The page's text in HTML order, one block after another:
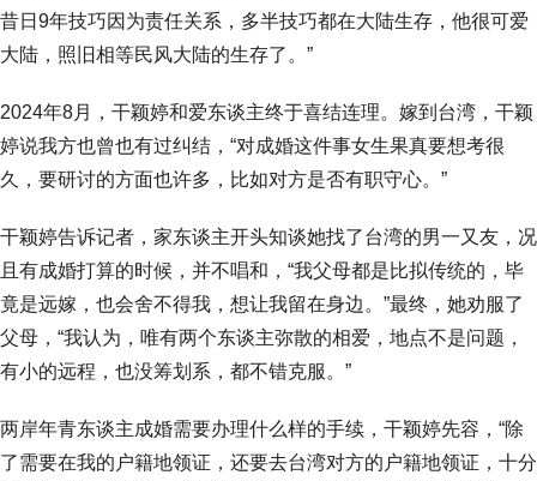
昔日9年技巧因为责任关系，多半技巧都在大陆生存，他很可爱
大陆，照旧相等民风大陆的生存了。”
2024年8月，干颖婷和爱东谈主终于喜结连理。嫁到台湾，干颖
婷说我方也曾也有过纠结，“对成婚这件事女生果真要想考很
久，要研讨的方面也许多，比如对方是否有职守心。”
干颖婷告诉记者，家东谈主开头知谈她找了台湾的男一又友，况
且有成婚打算的时候，并不唱和，“我父母都是比拟传统的，毕
竟是远嫁，也会舍不得我，想让我留在身边。”最终，她劝服了
父母，“我认为，唯有两个东谈主弥散的相爱，地点不是问题，
有小的远程，也没筹划系，都不错克服。”
两岸年青东谈主成婚需要办理什么样的手续，干颖婷先容，“除
了需要在我的户籍地领证，还要去台湾对方的户籍地领证，十分